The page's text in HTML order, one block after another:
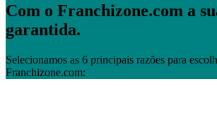
Com o Franchizone.com a
garantida.
Selecionamos as 6 principais razões para
Franchizone.com: